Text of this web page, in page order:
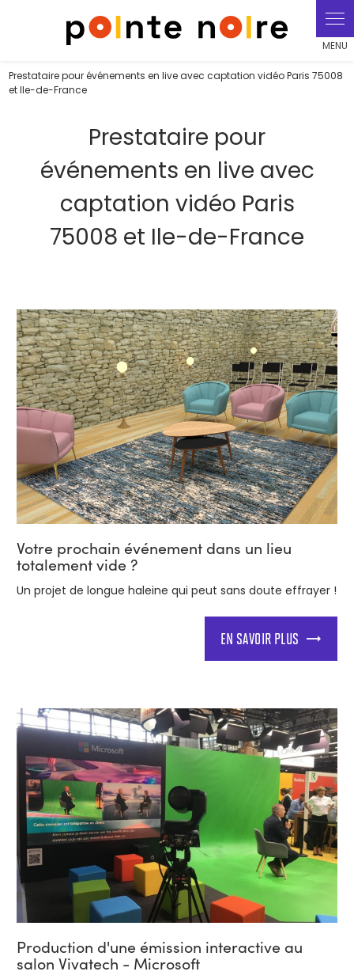
Prestataire pour événements en live avec captation vidéo Paris 75008
et Ile-de-France
Prestataire pour
événements en live avec
captation vidéo Paris
75008 et Ile-de-France
Votre prochain événement dans un lieu
totalement vide ?
Un projet de longue haleine qui peut sans doute effrayer !
EN SAVOIR PLUS
Production d'une émission interactive au
salon Vivatech - Microsoft